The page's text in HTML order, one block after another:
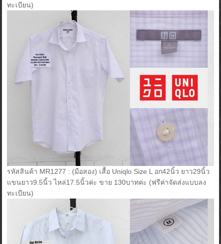
ทะเบียน)
รหัสสินค้า MR1277 : (มือสอง) เสื้อ Uniqlo Size L อก42นิ้ว ยาว29นิ้ว
แขนยาว9.5นิ้ว ไหล่17.5นิ้วค่ะ ขาย 130บาทค่ะ (ฟรีค่าจัดส่งแบบลง
ทะเบียน)